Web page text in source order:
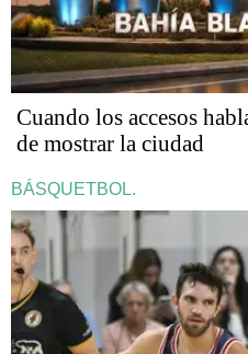
Cuando los accesos
de mostrar la ciudad
BÁSQUETBOL.